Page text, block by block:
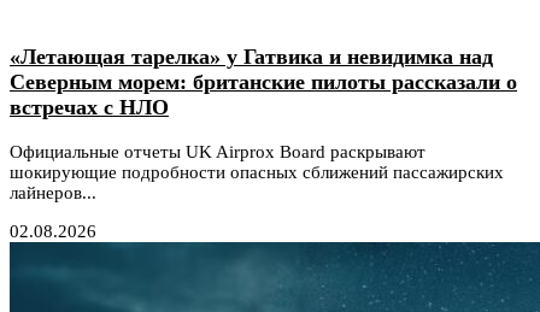
«Летающая тарелка» у Гатвика и невидимка над
Северным морем: британские пилоты рассказали о
встречах с НЛО
Официальные отчеты UK Airprox Board раскрывают
шокирующие подробности опасных сближений пассажирских
лайнеров...
02.08.2026